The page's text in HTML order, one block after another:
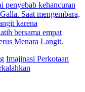
penyebab kehancuran
Saat mengembara,
karena
bersama empat
Menara Langit.
Imajinasi Perkotaan